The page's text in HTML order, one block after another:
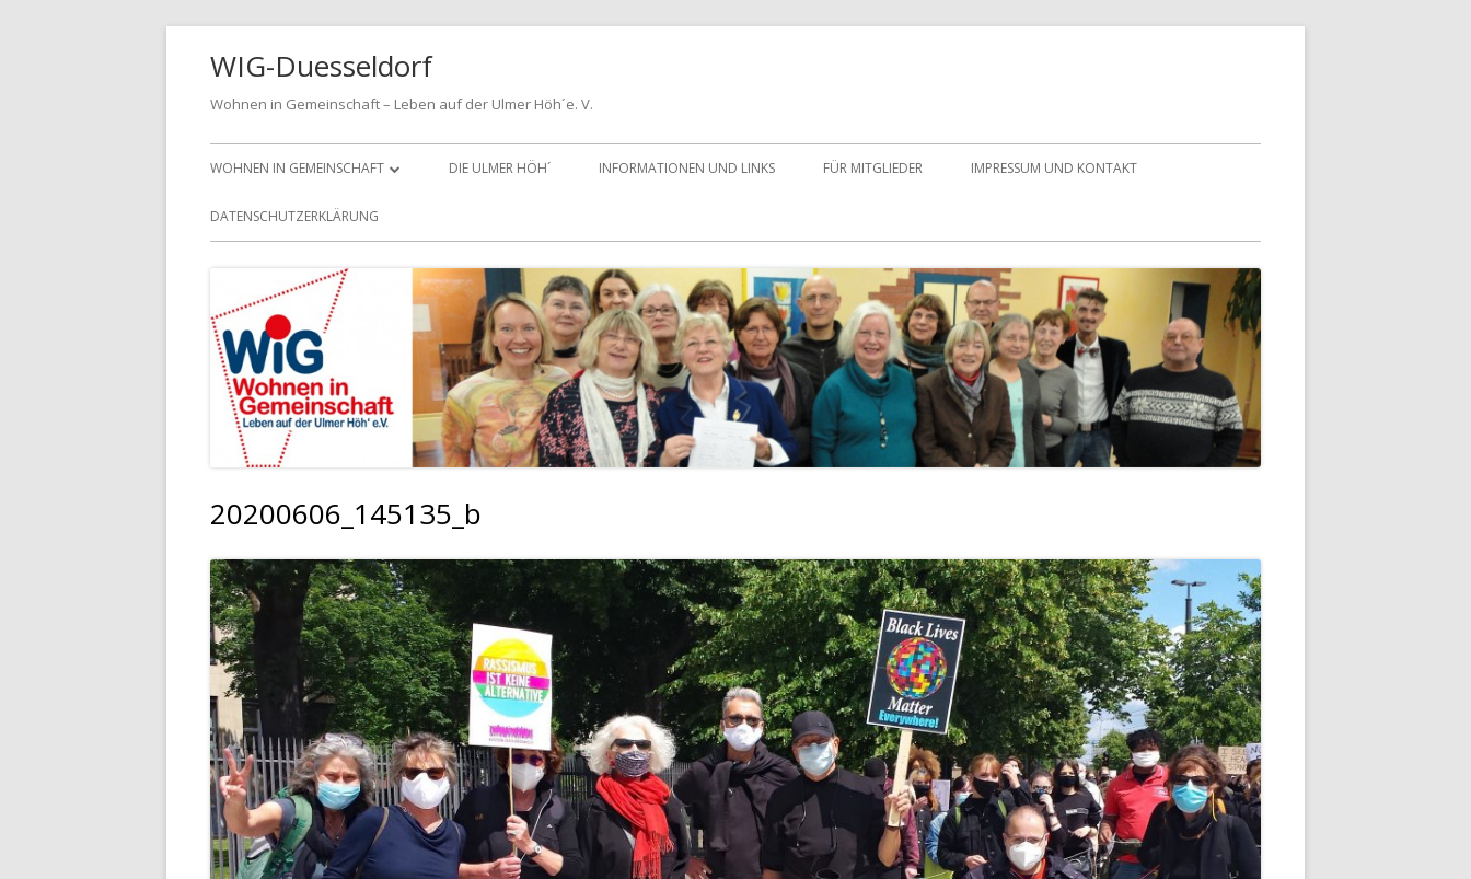
WIG-Duesseldorf
Wohnen in Gemeinschaft – Leben auf der Ulmer Höh´e. V.
Primäres
Menü
WOHNEN IN GEMEINSCHAFT
MITGLIED WERDEN
VEREINSLEBEN
DIE ULMER HÖH´ INFORMATIONEN UND LINKS FÜR MITGLIEDER IMPRESSUM UND KONTAKT
DATENSCHUTZERKLÄRUNG
20200606_145135_b